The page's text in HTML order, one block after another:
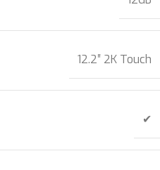
12.2″ 2K Touch
✔